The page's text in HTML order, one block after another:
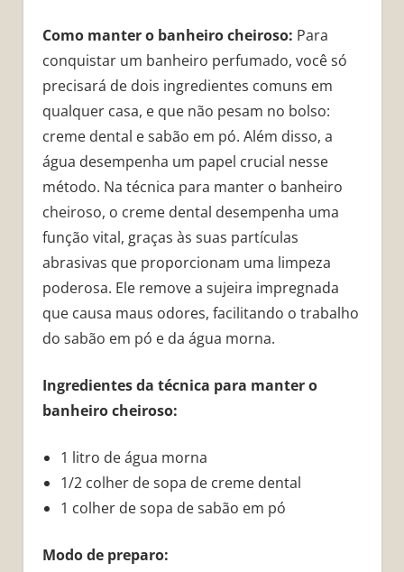
Como manter o banheiro cheiroso: Para
conquistar um banheiro perfumado, você só
precisará de dois ingredientes comuns em
qualquer casa, e que não pesam no bolso:
creme dental e sabão em pó. Além disso, a
água desempenha um papel crucial nesse
método. Na técnica para manter o banheiro
cheiroso, o creme dental desempenha uma
função vital, graças às suas partículas
abrasivas que proporcionam uma limpeza
poderosa. Ele remove a sujeira impregnada
que causa maus odores, facilitando o trabalho
do sabão em pó e da água morna.
Ingredientes da técnica para manter o
banheiro cheiroso:
1 litro de água morna
1/2 colher de sopa de creme dental
1 colher de sopa de sabão em pó
Modo de preparo: